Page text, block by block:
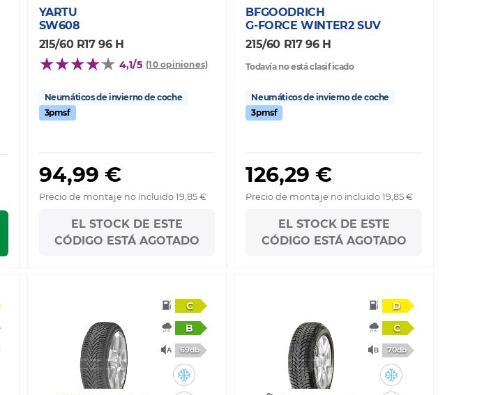
YARTU
SW608
215/60 R17 96 H
4,1/5 (10 opiniones)
Neumáticos de invierno de coche
3pmsf
94,99 €
Precio de montaje no incluido 19,85 €
EL STOCK DE ESTE
CÓDIGO ESTÁ AGOTADO
BFGOODRICH
G-FORCE WINTER2 SUV
215/60 R17 96 H
Todavía no está clasificado
Neumáticos de invierno de coche
3pmsf
126,29 €
Precio de montaje no incluido 19,85 €
EL STOCK DE ESTE
CÓDIGO ESTÁ AGOTADO
C
B
69db
D
C
70db